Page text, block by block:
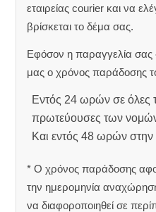
εταιρείας courier και να
βρίσκεται το δέμα σας.
Εφόσον η παραγγελία σας
μας ο χρόνος παράδοσης
Εντός 24 ωρών σε όλες
πρωτεύουσες των νομών
Και εντός 48 ωρών
* Ο χρόνος παράδοσης
την ημερομηνία
να διαφοροποιηθεί σε